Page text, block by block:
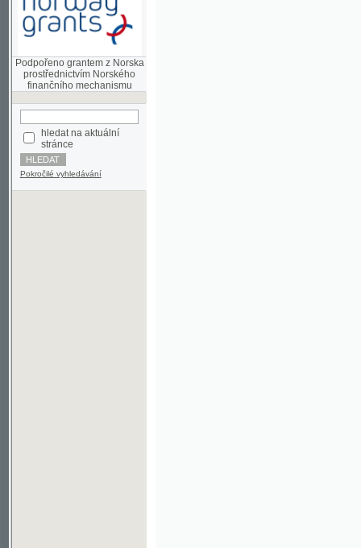
Podpořeno grantem z Norska
prostřednictvím Norského
hledat na aktuální
stránce
Pokročilé vyhledávání